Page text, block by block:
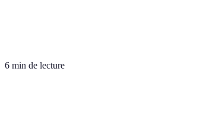
6 min de lecture